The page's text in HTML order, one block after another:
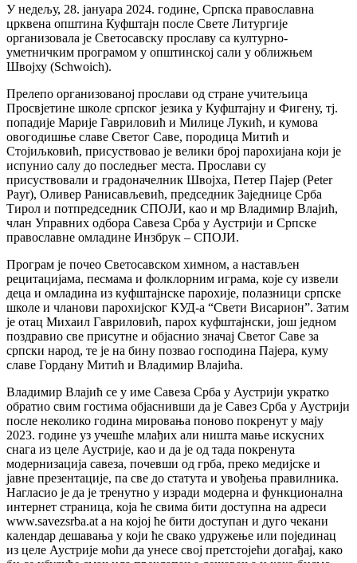
У недељу, 28. јануара 2024. године, Српска православна
црквена општина Куфштајн после Свете Литургије
организовала је Светосавску прославу са културно-
уметничким програмом у општинској сали у оближњем
Швојху (Schwoich).
Прелепо организованој прослави од стране учитељица
Просвјетине школе српског језика у Куфштајну и Фигену, тј.
попадије Марије Гавриловић и Милице Лукић, и кумова
овогодишње славе Светог Саве, породица Митић и
Стојиљковић, присуствовао је велики број парохијана који је
испунио салу до последњег места. Прослави су
присуствовали и градоначелник Швојха, Петер Пајер (Peter
Payr), Оливер Ранисављевић, председник Заједнице Срба
Тирол и потпредседник СПОЈИ, као и мр Владимир Влајић,
члан Управних одбора Савеза Срба у Аустрији и Српске
православне омладине Инзбрук – СПОЈИ.
Програм је почео Светосавском химном, а настављен
рецитацијама, песмама и фолклорним играма, које су извели
деца и омладина из куфштајнске парохије, полазници српске
школе и чланови парохијског КУД-а “Свети Висарион”. Затим
је отац Михаил Гавриловић, парох куфштајнски, још једном
поздравио све присутне и објаснио значај Светог Саве за
српски народ, те је на бину позвао господина Пајера, куму
славе Гордану Митић и Владимир Влајића.
Владимир Влајић се у име Савеза Срба у Аустрији укратко
обратио свим гостима објаснивши да је Савез Срба у Аустрији
после неколико година мировања поново покренут у мају
2023. године уз учешће млађих али ништа мање искусних
снага из целе Аустрије, као и да је од тада покренута
модернизација савеза, почевши од грба, преко медијске и
јавне презентације, па све до статута и увођења правилника.
Нагласио је да је тренутно у изради модерна и функционална
интернет страница, која ће свима бити доступна на адреси
www.savezsrba.at а на којој ће бити доступан и дуго чекани
календар дешавања у који ће свако удружење или појединац
из целе Аустрије моћи да унесе свој претстојећи догађај, како